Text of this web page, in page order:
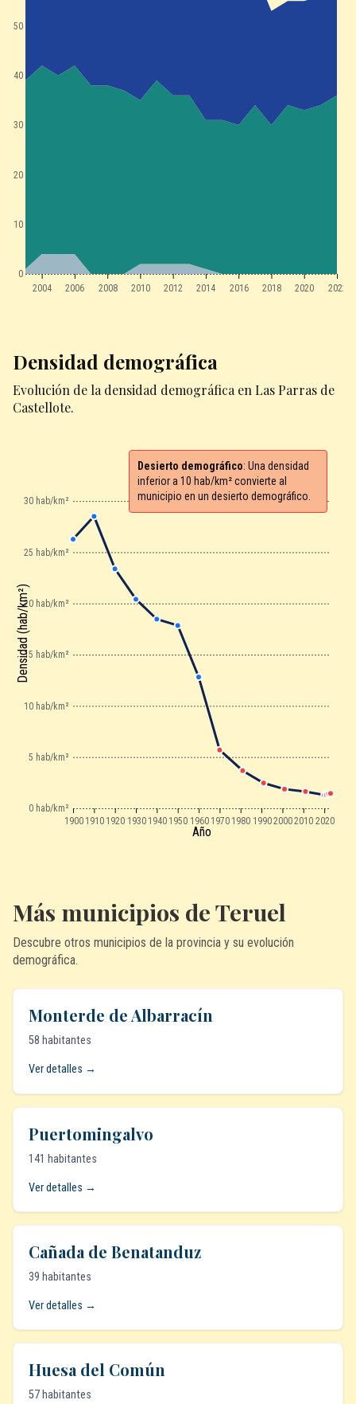
2004 2006 2008 2010 2012 2014 2016 2018 2020 2022
0
10
20
30
40
50
Densidad demográfica
Evolución de la densidad demográfica en Las Parras de
Castellote.
1900 1910 1920 1930 1940 1950 1960 1970 1980 199020002010 2020
0 hab/km²
5 hab/km²
10 hab/km²
15 hab/km²
20 hab/km²
25 hab/km²
30 hab/km²
Año
Densidad (hab/km²)
Desierto demográfico: Una densidad
inferior a 10 hab/km² convierte al
municipio en un desierto demográfico.
Más municipios de Teruel
Descubre otros municipios de la provincia y su evolución
demográfica.
Monterde de Albarracín
58 habitantes
Ver detalles →
Puertomingalvo
141 habitantes
Ver detalles →
Cañada de Benatanduz
39 habitantes
Ver detalles →
Huesa del Común
57 habitantes